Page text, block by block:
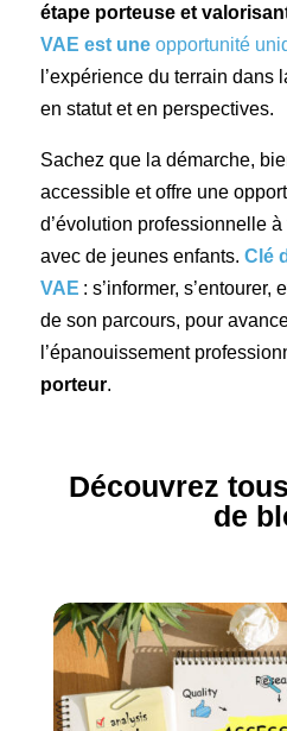
étape porteuse et
VAE est uneopportunité
l’expérience du terrain dans
en statut et en perspectives.
Sachez que la démarche,
accessible et offre une
d’évolution professionnelle
avec de jeunes enfants. Clé
VAE : s’informer, s’entourer,
de son parcours, pour
l’épanouissement
porteur.
Découvrez
de